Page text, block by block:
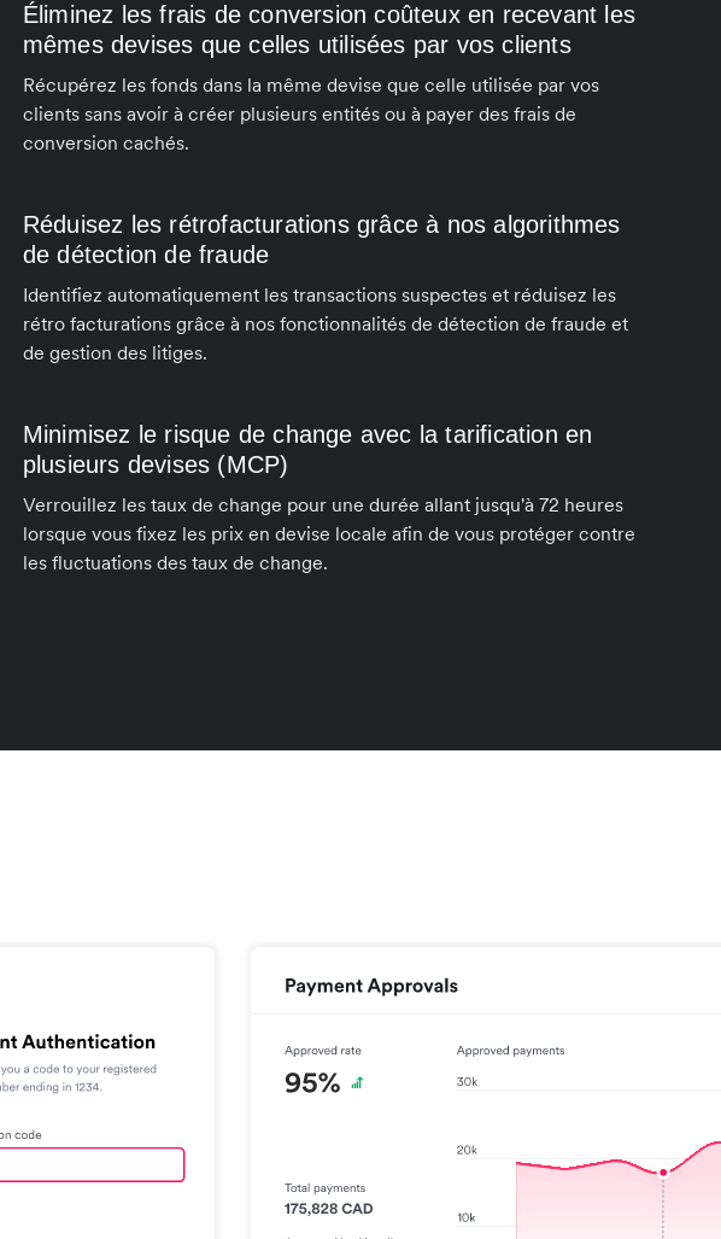
Éliminez les frais de conversion coûteux en recevant les
mêmes devises que celles utilisées par vos clients
Récupérez les fonds dans la même devise que celle utilisée par vos
clients sans avoir à créer plusieurs entités ou à payer des frais de
conversion cachés.
Réduisez les rétrofacturations grâce à nos algorithmes
de détection de fraude
Identifiez automatiquement les transactions suspectes et réduisez les
rétro facturations grâce à nos fonctionnalités de détection de fraude et
de gestion des litiges.
Minimisez le risque de change avec la tarification en
plusieurs devises (MCP)
Verrouillez les taux de change pour une durée allant jusqu'à 72 heures
lorsque vous fixez les prix en devise locale afin de vous protéger contre
les fluctuations des taux de change.